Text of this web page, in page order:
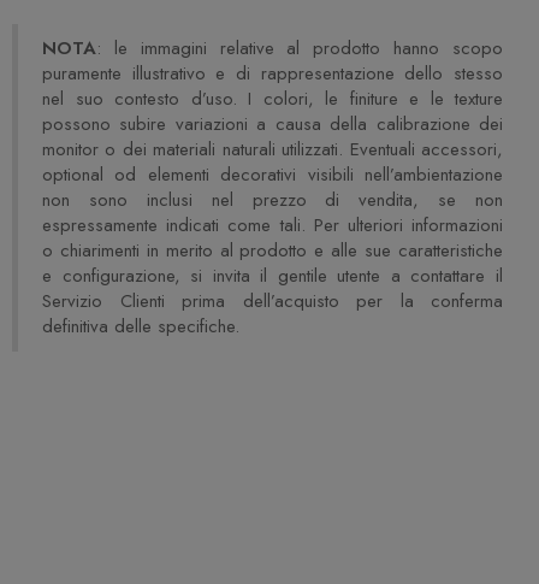
NOTA: le immagini relative al prodotto hanno scopo
puramente illustrativo e di rappresentazione dello stesso
nel suo contesto d’uso. I colori, le finiture e le texture
possono subire variazioni a causa della calibrazione dei
monitor o dei materiali naturali utilizzati. Eventuali accessori,
optional od elementi decorativi visibili nell’ambientazione
non sono inclusi nel prezzo di vendita, se non
espressamente indicati come tali. Per ulteriori informazioni
o chiarimenti in merito al prodotto e alle sue caratteristiche
e configurazione, si invita il gentile utente a contattare il
Servizio Clienti prima dell’acquisto per la conferma
definitiva delle specifiche.